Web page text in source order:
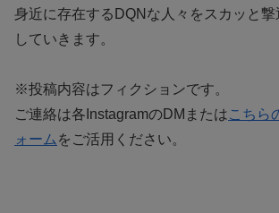
身近に存在するDQNな人々をスカッと
していきます。
※投稿内容はフィクションです。
ご連絡は各InstagramのDMまたはこちら
ォーム をご活用ください。